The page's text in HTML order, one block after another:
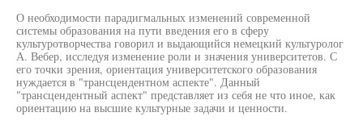
О необходимости парадигмальных изменений современной
системы образования на пути введения его в сферу
культуротворчества говорил и выдающийся немецкий культуролог
А. Вебер, исследуя изменение роли и значения университетов. С
его точки зрения, ориентация университетского образования
нуждается в "трансцендентном аспекте". Данный
"трансцендентный аспект" представляет из себя не что иное, как
ориентацию на высшие культурные задачи и ценности.